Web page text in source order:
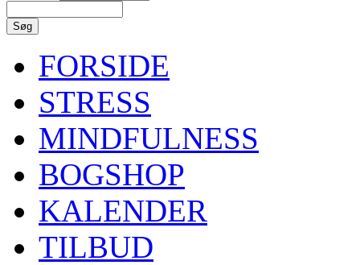
FORSIDE
STRESS
MINDFULNESS
BOGSHOP
KALENDER
TILBUD